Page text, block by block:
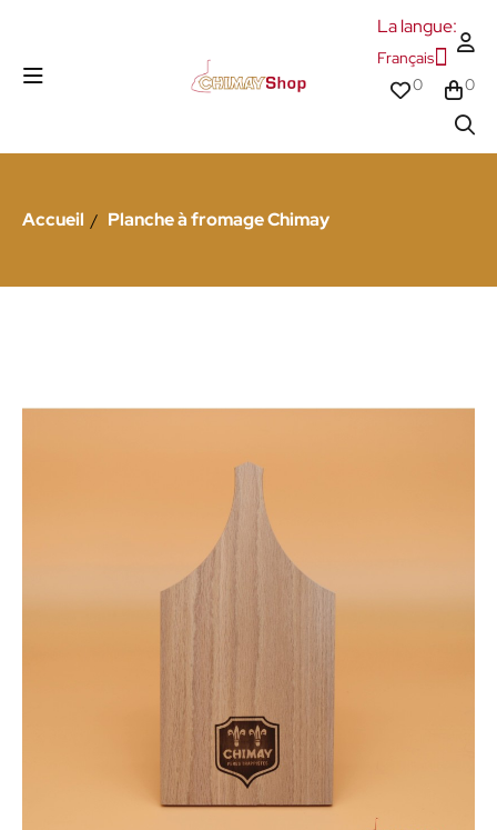
La langue:
Français
0
0
Accueil Planche à fromage Chimay